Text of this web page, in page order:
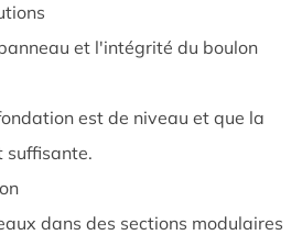
et l'intégrité du boulon
est de niveau et que la
suffisante.
dans des sections modulaires